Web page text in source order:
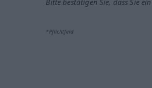
*Pflichtfeld